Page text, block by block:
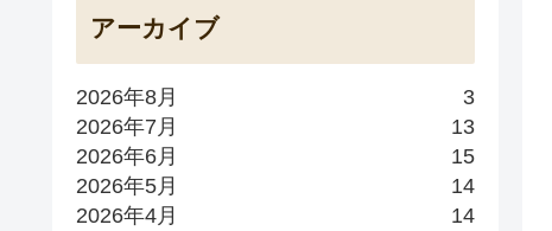
アーカイブ
2026年8月
3
2026年7月
13
2026年6月
15
2026年5月
14
2026年4月
14